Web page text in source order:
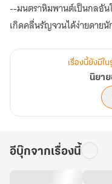
--มนตราหิมพานต์เป็นกลอัน
เกิดคลื่นรัญจวนได้ง่ายดาย
เรื่องนี้ยังมีใ
นิยา
อีบุ๊กจากเรื่องนี้